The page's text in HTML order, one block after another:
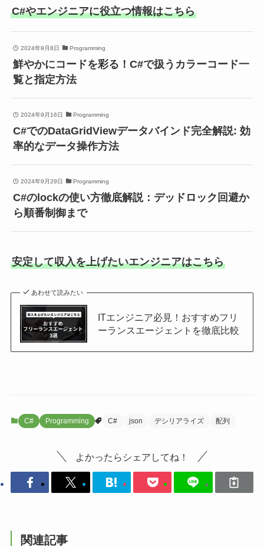
C#やエンジニアに役立つ情報はこちら
2024年9月8日 Programming
鮮やかにコードを彩る！C#で扱うカラーコード一
覧と指定方法
2024年9月16日 Programming
C#でのDataGridViewデータバインド完全解説: 効
率的なデータ操作方法
2024年9月29日 Programming
C#のlockの使い方徹底解説：デッドロック回避か
ら順番制御まで
安定して収入を上げたいエンジニアはこちら
あわせて読みたい
ITエンジニア必見！おすすめフリ
ーランスエージェントを徹底比較
C# Programming C# json デシリアライズ 配列
よかったらシェアしてね！
関連記事